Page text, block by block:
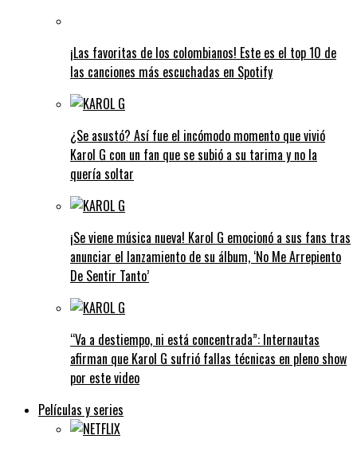
¡Las favoritas de los colombianos! Este es el top 10 de
las canciones más escuchadas en Spotify
¿Se asustó? Así fue el incómodo momento que vivió
Karol G con un fan que se subió a su tarima y no la
quería soltar
¡Se viene música nueva! Karol G emocionó a sus fans tras
anunciar el lanzamiento de su álbum, ‘No Me Arrepiento
De Sentir Tanto’
“Va a destiempo, ni está concentrada”: Internautas
afirman que Karol G sufrió fallas técnicas en pleno show
por este video
Películas y series